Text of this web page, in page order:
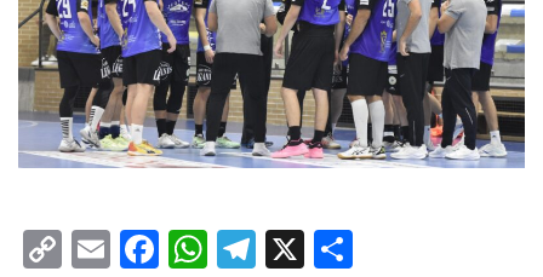
C
E
F
W T
X